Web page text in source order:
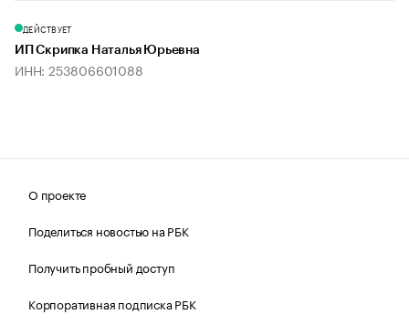
ДЕЙСТВУЕТ
ИП Скрипка Наталья Юрьевна
ИНН: 253806601088
О проекте
Поделиться новостью на РБК
Получить пробный доступ
Корпоративная подписка РБК